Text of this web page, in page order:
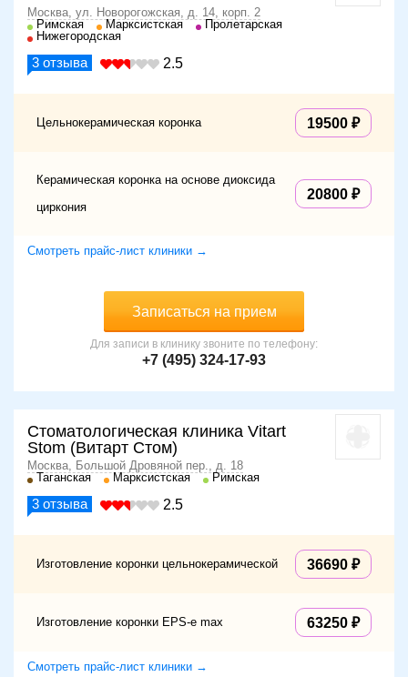
Москва, ул. Новорогожская, д. 14, корп. 2
Римская
Марксистская
Пролетарская
Нижегородская
3 отзыва 2.5
Цельнокерамическая коронка 19500
Керамическая коронка на основе диоксида
циркония
20800
Смотреть прайс-лист клиники →
Записаться на прием
Для записи в клинику звоните по телефону:
+7 (495) 324-17-93
Стоматологическая клиника Vitart
Stom (Витарт Стом)
Москва, Большой Дровяной пер., д. 18
Таганская
Марксистская Римская
3 отзыва 2.5
Изготовление коронки цельнокерамической 36690
Изготовление коронки EPS-e max 63250
Смотреть прайс-лист клиники →